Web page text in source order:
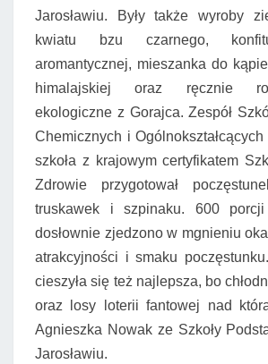
Jarosławiu. Były także wyroby
kwiatu bzu czarnego,
aromantycznej, mieszanka do
himalajskiej oraz ręcznie
ekologiczne z Gorajca. Zespół
Chemicznych i
szkoła z krajowym certyfikatem
Zdrowie przygotował
truskawek i szpinaku. 600 porcji
dosłownie zjedzono w mgnieniu
atrakcyjności i smaku
cieszyła się też najlepsza, bo
oraz losy loterii fantowej nad
Agnieszka Nowak ze Szkoły
Jarosławiu.